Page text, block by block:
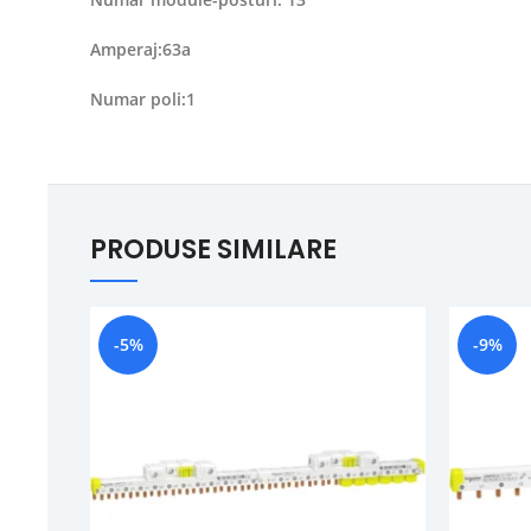
Amperaj:63a
Numar poli:1
PRODUSE SIMILARE
-5% -9%